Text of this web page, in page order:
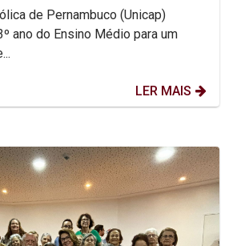
de Pernambuco (Unicap)
ano do Ensino Médio para um
LER MAIS